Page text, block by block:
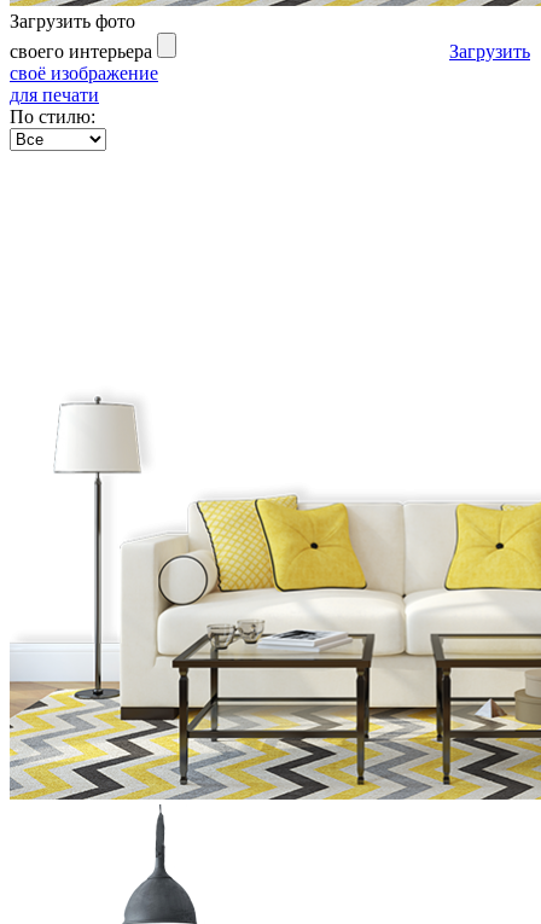
Загрузить фото
своего интерьера
Загрузить
своё изображение
для печати
По стилю: